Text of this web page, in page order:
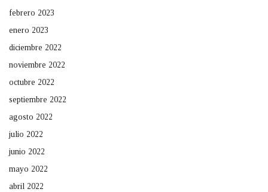
febrero 2023
enero 2023
diciembre 2022
noviembre 2022
octubre 2022
septiembre 2022
agosto 2022
julio 2022
junio 2022
mayo 2022
abril 2022